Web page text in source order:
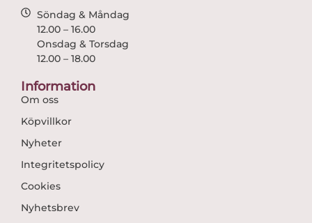
Söndag & Måndag
12.00 – 16.00
Onsdag & Torsdag
12.00 – 18.00
Information
Om oss
Köpvillkor
Nyheter
Integritetspolicy
Cookies
Nyhetsbrev